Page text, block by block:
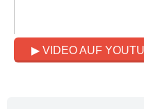
▶ VIDEO AUF